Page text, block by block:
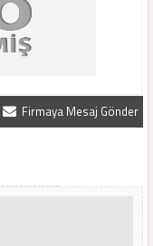
Firmaya Mesaj Gönder